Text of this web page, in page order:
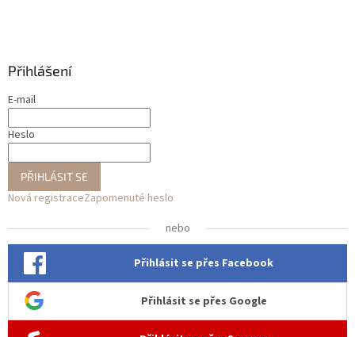
Přihlášení
E-mail
Heslo
PŘIHLÁSIT SE
Nová registraceZapomenuté heslo
nebo
Přihlásit se přes Facebook
Přihlásit se přes Google